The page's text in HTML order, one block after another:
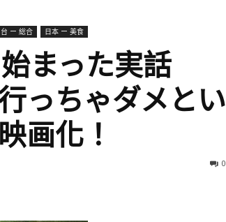
ー 総合 日本 ー 美食
まった実話
っちゃダメとい
画化！
0